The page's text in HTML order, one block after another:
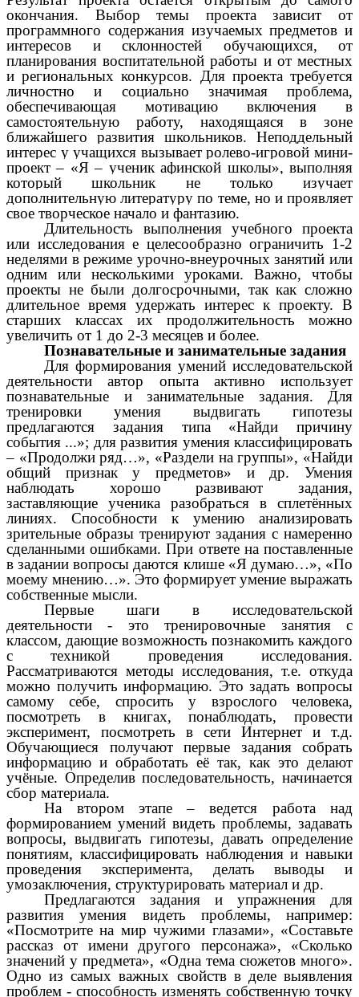
окончания. Выбор темы проекта зависит от
программного содержания изучаемых предметов и
интересов и склонностей обучающихся, от
планирования воспитательной работы и от местных
и региональных конкурсов. Для проекта требуется
личностно и социально значимая проблема,
обеспечивающая мотивацию включения в
самостоятельную работу, находящаяся в зоне
ближайшего развития школьников. Неподдельный
интерес у учащихся вызывает ролево-игровой мини-
проект – «Я – ученик афинской школы», выполняя
который школьник не только изучает
дополнительную литературу по теме, но и проявляет
свое творческое начало и фантазию.
Длительность выполнения учебного проекта
или исследования е целесообразно ограничить 1-2
неделями в режиме урочно-внеурочных занятий или
одним или несколькими уроками. Важно, чтобы
проекты не были долгосрочными, так как сложно
длительное время удержать интерес к проекту. В
старших классах их продолжительность можно
увеличить от 1 до 2-3 месяцев и более.
Познавательные и занимательные задания
Для формирования умений исследовательской
деятельности автор опыта активно использует
познавательные и занимательные задания. Для
тренировки умения выдвигать гипотезы
предлагаются задания типа «Найди причину
события ...»; для развития умения классифицировать
– «Продолжи ряд…», «Раздели на группы», «Найди
общий признак у предметов» и др. Умения
наблюдать хорошо развивают задания,
заставляющие ученика разобраться в сплетённых
линиях. Способности к умению анализировать
зрительные образы тренируют задания с намеренно
сделанными ошибками. При ответе на поставленные
в задании вопросы даются клише «Я думаю…», «По
моему мнению…». Это формирует умение выражать
собственные мысли.
Первые шаги в исследовательской
деятельности - это тренировочные занятия с
классом, дающие возможность познакомить каждого
с техникой проведения исследования.
Рассматриваются методы исследования, т.е. откуда
можно получить информацию. Это задать вопросы
самому себе, спросить у взрослого человека,
посмотреть в книгах, понаблюдать, провести
эксперимент, посмотреть в сети Интернет и т.д.
Обучающиеся получают первые задания собрать
информацию и обработать её так, как это делают
учёные. Определив последовательность, начинается
сбор материала.
На втором этапе – ведется работа над
формированием умений видеть проблемы, задавать
вопросы, выдвигать гипотезы, давать определение
понятиям, классифицировать наблюдения и навыки
проведения эксперимента, делать выводы и
умозаключения, структурировать материал и др.
Предлагаются задания и упражнения для
развития умения видеть проблемы, например:
«Посмотрите на мир чужими глазами», «Составьте
рассказ от имени другого персонажа», «Сколько
значений у предмета», «Одна тема сюжетов много».
Одно из самых важных свойств в деле выявления
проблем - способность изменять собственную точку